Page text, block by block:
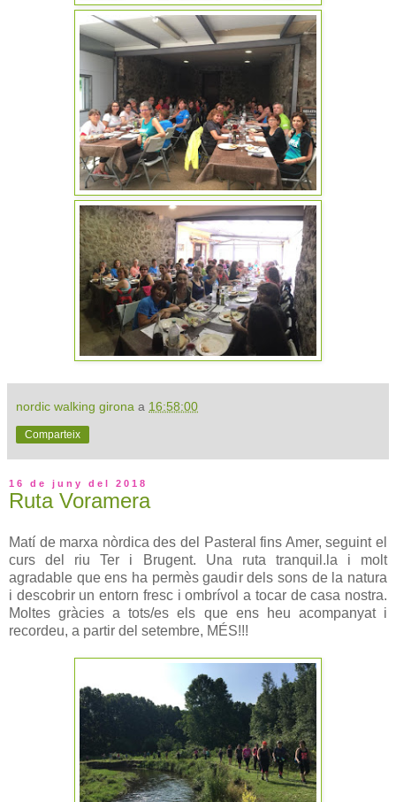
nordic walking girona a 16:58:00
Comparteix
16 de juny del 2018
Ruta Voramera
Matí de marxa nòrdica des del Pasteral fins Amer, seguint el
curs del riu Ter i Brugent. Una ruta tranquil.la i molt
agradable que ens ha permès gaudir dels sons de la natura
i descobrir un entorn fresc i ombrívol a tocar de casa nostra.
Moltes gràcies a tots/es els que ens heu acompanyat i
recordeu, a partir del setembre, MÉS!!!